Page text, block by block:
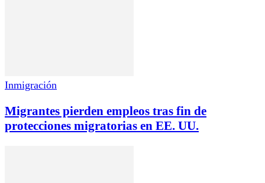
Inmigración
Migrantes pierden empleos tras fin de
protecciones migratorias en EE. UU.